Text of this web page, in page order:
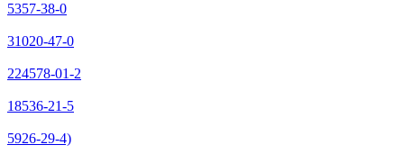
5357-38-0
31020-47-0
224578-01-2
18536-21-5
5926-29-4)